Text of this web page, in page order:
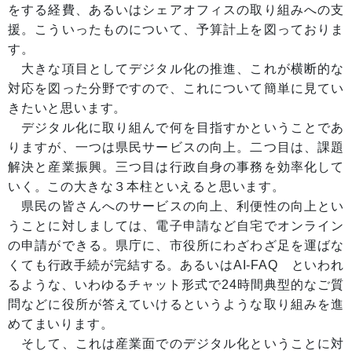
をする経費、あるいはシェアオフィスの取り組みへの支
援。こういったものについて、予算計上を図っておりま
す。
大きな項目としてデジタル化の推進、これが横断的な
対応を図った分野ですので、これについて簡単に見てい
きたいと思います。
デジタル化に取り組んで何を目指すかということであ
りますが、一つは県民サービスの向上。二つ目は、課題
解決と産業振興。三つ目は行政自身の事務を効率化して
いく。この大きな３本柱といえると思います。
県民の皆さんへのサービスの向上、利便性の向上とい
うことに対しましては、電子申請など自宅でオンライン
の申請ができる。県庁に、市役所にわざわざ足を運ばな
くても行政手続が完結する。あるいはAI-FAQ といわれ
るような、いわゆるチャット形式で24時間典型的なご質
問などに役所が答えていけるというような取り組みを進
めてまいります。
そして、これは産業面でのデジタル化ということに対